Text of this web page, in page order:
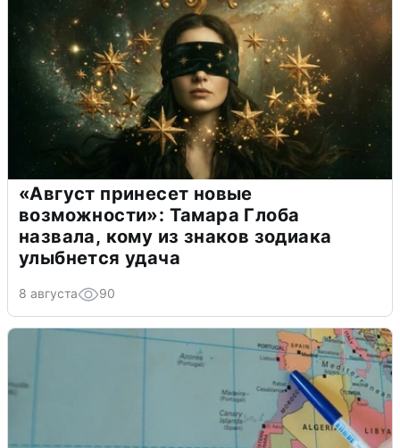
«Август принесет новые
возможности»: Тамара Глоба
назвала, кому из знаков зодиака
улыбнется удача
8 августа 90